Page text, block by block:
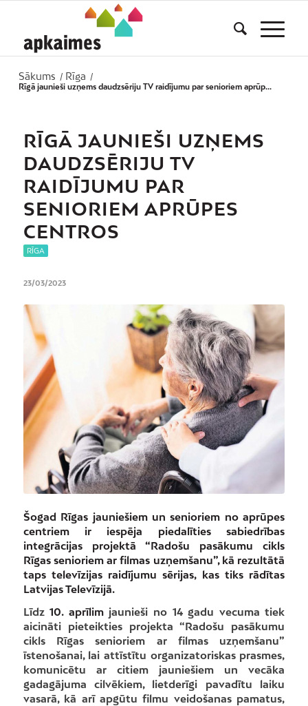
Sākums / Rīga
/
Rīgā jaunieši uzņems daudzsēriju TV raidījumu par senioriem aprūp...
RĪGĀ JAUNIEŠI UZŅEMS
DAUDZSĒRIJU TV
RAIDĪJUMU PAR
SENIORIEM APRŪPES
CENTROS
RĪGA
23/03/2023
Šogad Rīgas jauniešiem un senioriem no aprūpes
centriem
ir iespēja piedalīties sabiedrības
integrācijas projektā “Radošu pasākumu cikls
Rīgas senioriem ar filmas uzņemšanu”, kā rezultātā
taps televīzijas raidījumu sērijas, kas tiks rādītas
Latvijas Televīzijā.
Līdz10. aprīlimjaunieši no 14 gadu vecuma tiek
aicināti pieteikties projekta “Radošu pasākumu
cikls Rīgas senioriem ar filmas uzņemšanu”
īstenošanai, lai attīstītu organizatoriskas prasmes,
komunicētu ar citiem jauniešiem un vecāka
gadagājuma cilvēkiem, lietderīgi pavadītu laiku
vasarā, kā arī apgūtu filmu veidošanas pamatus,